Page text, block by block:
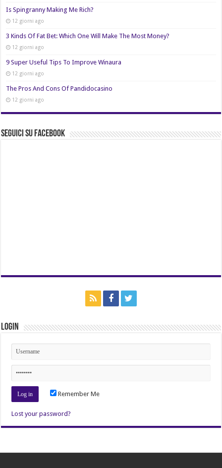
Is Spingranny Making Me Rich?
12 giorni ago
3 Kinds Of Fat Bet: Which One Will Make The Most Money?
12 giorni ago
9 Super Useful Tips To Improve Winaura
12 giorni ago
The Pros And Cons Of Pandidocasino
12 giorni ago
Seguici su Facebook
Login
Remember Me
Lost your password?